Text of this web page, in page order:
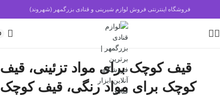
فروشگاه اینترنتی فروش لوازم شیرینی و قنادی بزرگمهر (شهروند)
قیف کوچک برای مواد تزئینی، قیف
کوچک برای مواد رنگی، قیف کوچک